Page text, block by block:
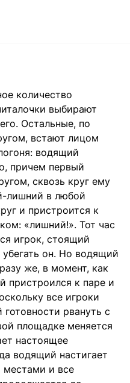
количество
выбирают
Остальные, по
встают лицом
водящий
причем первый
сквозь круг ему
лишний в любой
и пристроится к
«лишний!». Тот час
игрок, стоящий
он. Но водящий
же, в момент, как
пристроился к паре и
все игроки
рвануть с
площадке меняется
настоящее
водящий настигает
местами и все